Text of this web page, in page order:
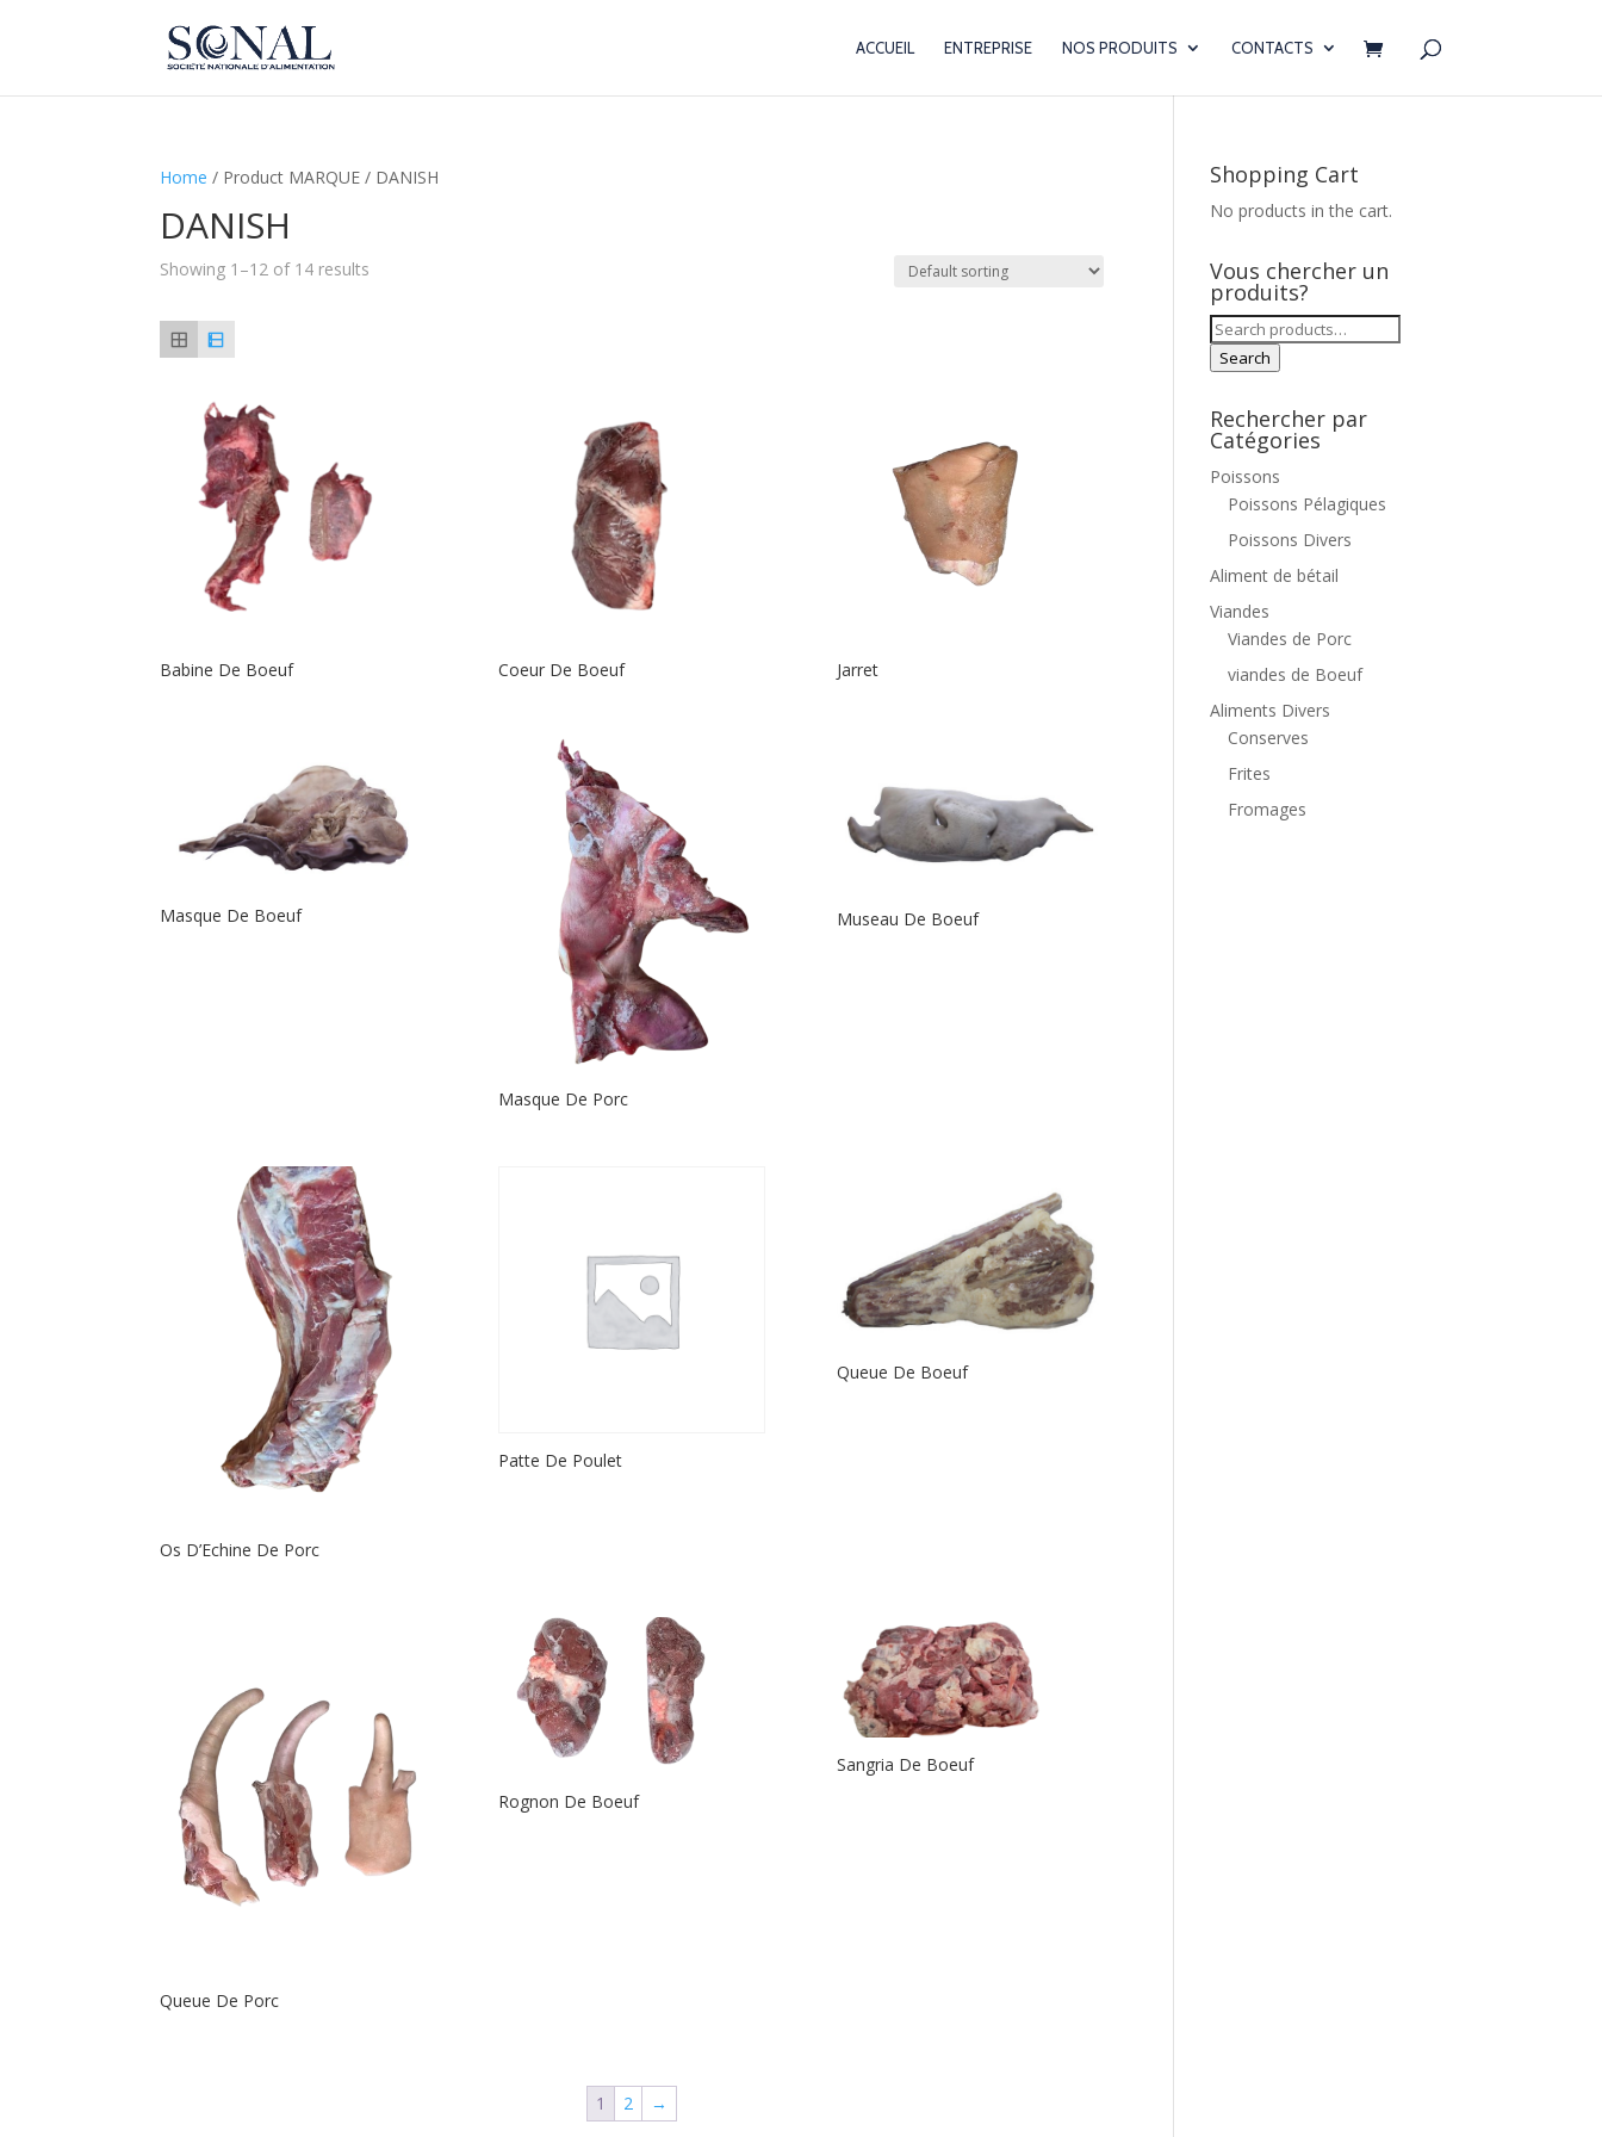
ACCUEIL ENTREPRISE NOS PRODUITS CONTACTS
Home / Product MARQUE / DANISH
DANISH
Showing 1–12 of 14 results
Babine De Boeuf Coeur De Boeuf Jarret
Masque De Boeuf
Masque De Porc
Museau De Boeuf
Os D’Echine De Porc
Patte De Poulet
Queue De Boeuf
Queue De Porc
Rognon De Boeuf
Sangria De Boeuf
1 2 →
Shopping Cart
No products in the cart.
Vous chercher un
produits?
Search
for:
Search
Rechercher par
Catégories
Poissons
Poissons Pélagiques
Poissons Divers
Aliment de bétail
Viandes
Viandes de Porc
viandes de Boeuf
Aliments Divers
Conserves
Frites
Fromages